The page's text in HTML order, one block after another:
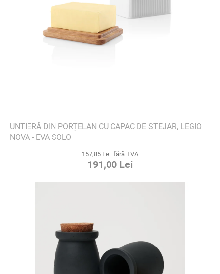
UNTIERĂ DIN PORȚELAN CU CAPAC DE STEJAR, LEGIO
NOVA - EVA SOLO
157,85 Lei fără TVA
191,00 Lei